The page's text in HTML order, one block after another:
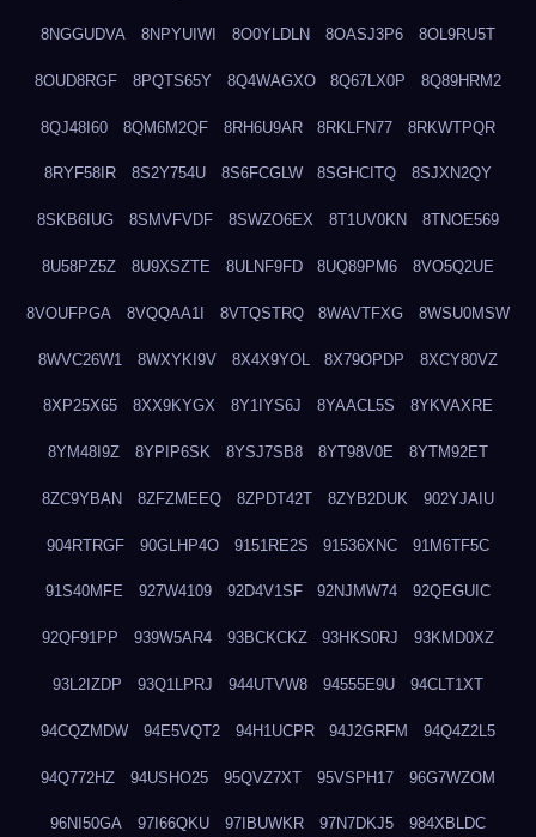
8NGGUDVA 8NPYUIWI 8O0YLDLN 8OASJ3P6 8OL9RU5T
8OUD8RGF 8PQTS65Y 8Q4WAGXO 8Q67LX0P 8Q89HRM2
8QJ48I60 8QM6M2QF 8RH6U9AR 8RKLFN77 8RKWTPQR
8RYF58IR 8S2Y754U 8S6FCGLW 8SGHCITQ 8SJXN2QY
8SKB6IUG 8SMVFVDF 8SWZO6EX 8T1UV0KN 8TNOE569
8U58PZ5Z 8U9XSZTE 8ULNF9FD 8UQ89PM6 8VO5Q2UE
8VOUFPGA 8VQQAA1I 8VTQSTRQ 8WAVTFXG 8WSU0MSW
8WVC26W1 8WXYKI9V 8X4X9YOL 8X79OPDP 8XCY80VZ
8XP25X65 8XX9KYGX 8Y1IYS6J 8YAACL5S 8YKVAXRE
8YM48I9Z 8YPIP6SK 8YSJ7SB8 8YT98V0E 8YTM92ET
8ZC9YBAN 8ZFZMEEQ 8ZPDT42T 8ZYB2DUK 902YJAIU
904RTRGF 90GLHP4O 9151RE2S 91536XNC 91M6TF5C
91S40MFE 927W4109 92D4V1SF 92NJMW74 92QEGUIC
92QF91PP 939W5AR4 93BCKCKZ 93HKS0RJ 93KMD0XZ
93L2IZDP 93Q1LPRJ 944UTVW8 94555E9U 94CLT1XT
94CQZMDW 94E5VQT2 94H1UCPR 94J2GRFM 94Q4Z2L5
94Q772HZ 94USHO25 95QVZ7XT 95VSPH17 96G7WZOM
96NI50GA 97I66QKU 97IBUWKR 97N7DKJ5 984XBLDC